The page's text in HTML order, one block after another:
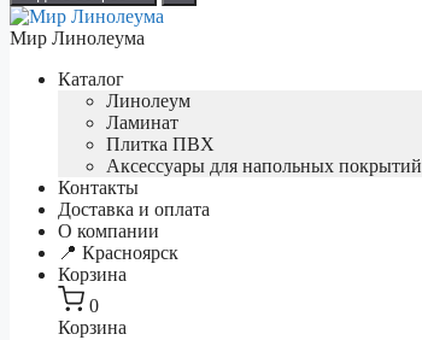
Мир Линолеума
Каталог
Линолеум
Ламинат
Плитка ПВХ
Аксессуары для напольных покрытий
Контакты
Доставка и оплата
О компании
📍 Красноярск
Корзина
0
Корзина